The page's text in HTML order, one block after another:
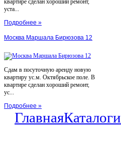
квартире сделан хороший ремонт,
уста...
Подробнее »
Москва Маршала Бирюзова 12
Сдам в посуточную аренду новую
квартиру ус.м. Октябрьское поле. В
квартире сделан хороший ремонт,
ус...
Подробнее »
ГлавнаяКаталоги